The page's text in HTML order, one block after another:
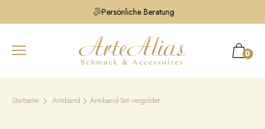
Persönliche Beratung
0
Startseite Armband Armband-Set vergoldet